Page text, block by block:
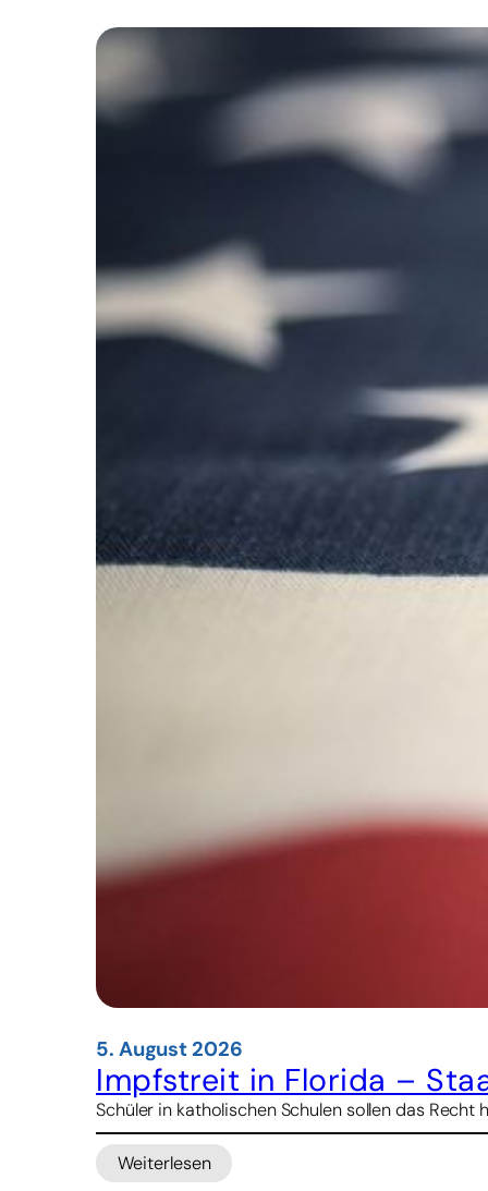
Konfuzianern
5. August 2026
Impfstreit in Florida –
Schüler in katholischen Schulen sollen das
Weiterlesen
: